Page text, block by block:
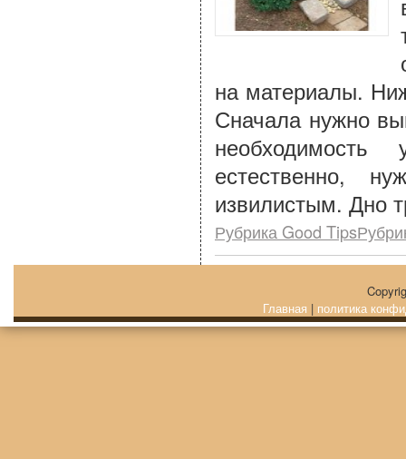
на материалы.
Сначала нужно
естественно,
извилистым. Дно
Рубрика Good
Главная | политика